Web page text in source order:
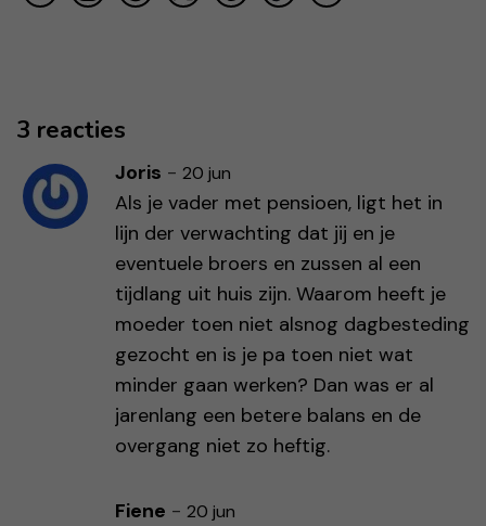
3 reacties
Joris - 20 jun
Als je vader met pensioen, ligt het in
lijn der verwachting dat jij en je
eventuele broers en zussen al een
tijdlang uit huis zijn. Waarom heeft je
moeder toen niet alsnog dagbesteding
gezocht en is je pa toen niet wat
minder gaan werken? Dan was er al
jarenlang een betere balans en de
overgang niet zo heftig.
Fiene - 20 jun